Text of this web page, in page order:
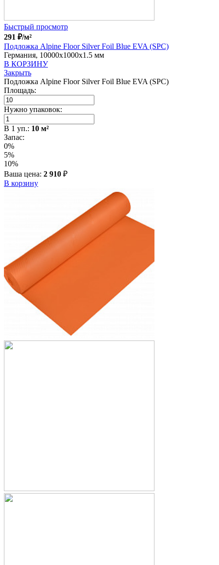
Быстрый просмотр
291 ₽/м²
Подложка Alpine Floor Silver Foil Blue EVA (SPC)
Германия, 10000x1000x1.5 мм
В КОРЗИНУ
Закрыть
Подложка Alpine Floor Silver Foil Blue EVA (SPC)
Площадь:
Нужно упаковок:
В 1 уп.: 10 м²
Запас:
0%
5%
10%
Ваша цена: 2 910 ₽
В корзину